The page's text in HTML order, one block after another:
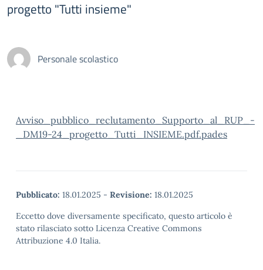
progetto "Tutti insieme"
Personale scolastico
Avviso_pubblico_reclutamento_Supporto_al_RUP_-
_DM19-24_progetto_Tutti_INSIEME.pdf.pades
Pubblicato: 18.01.2025 - Revisione: 18.01.2025
Eccetto dove diversamente specificato, questo articolo è
stato rilasciato sotto Licenza Creative Commons
Attribuzione 4.0 Italia.